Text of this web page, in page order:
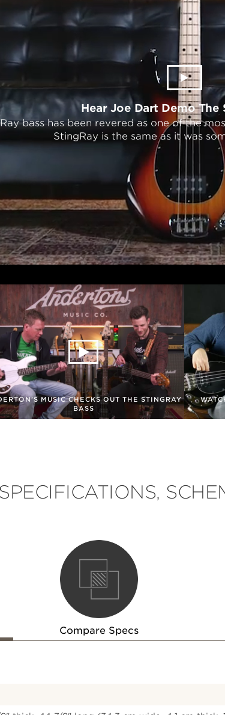
Hear Joe Dart Demo The
bass has been revered as one of the
StingRay is the same as it was
MUSIC CHECKS OUT THE STINGRAY
BASS
SPECIFICATIONS,
Compare Specs